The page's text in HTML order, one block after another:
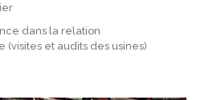
dans la relation
(visites et audits des usines)